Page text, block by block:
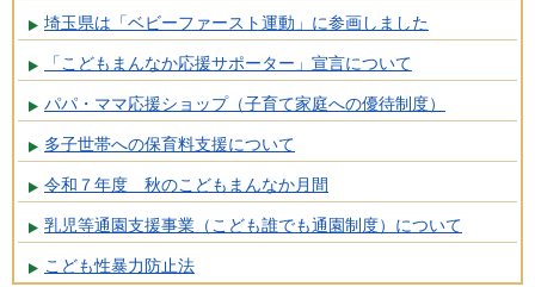
埼玉県は「ベビーファースト運動」に参画しました
「こどもまんなか応援サポーター」宣言について
パパ・ママ応援ショップ（子育て家庭への優待制度）
多子世帯への保育料支援について
令和７年度 秋のこどもまんなか月間
乳児等通園支援事業（こども誰でも通園制度）について
こども性暴力防止法